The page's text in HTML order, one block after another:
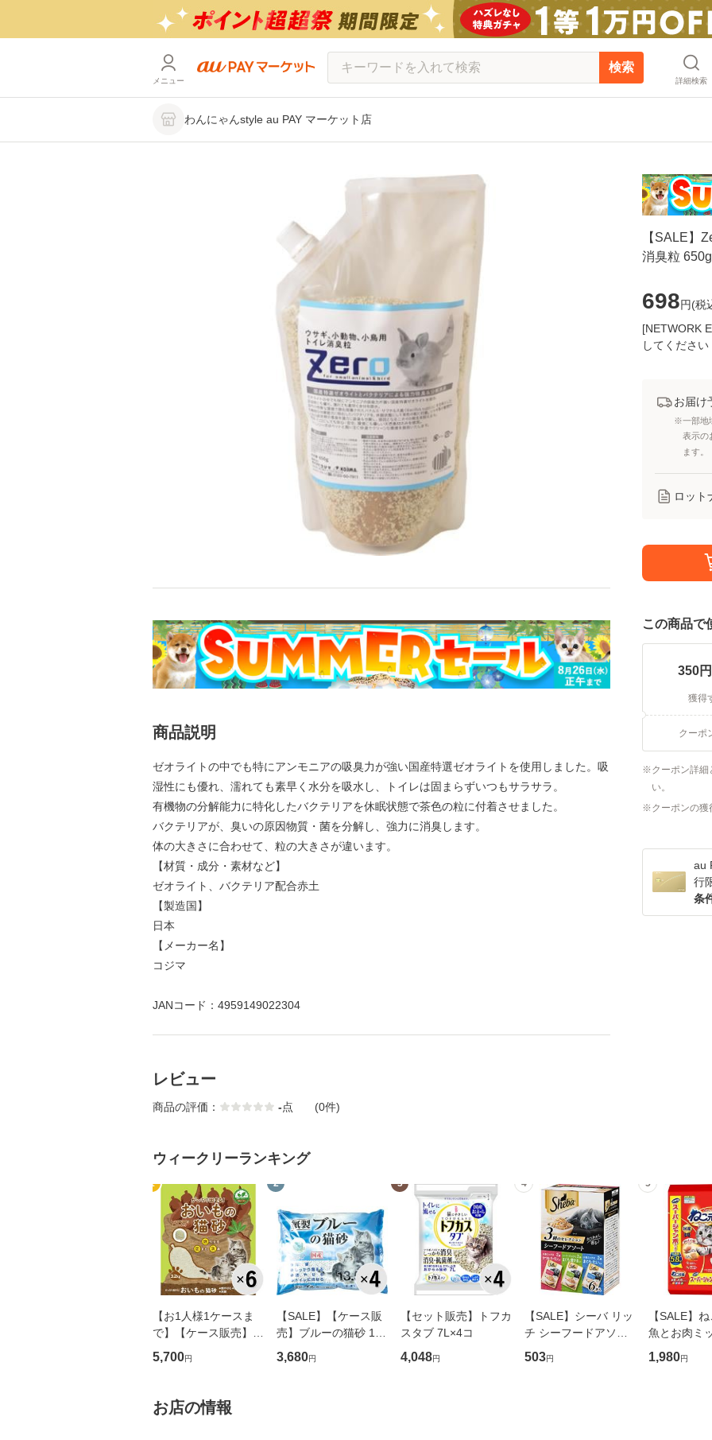
メニュー
検索
詳細検索
わんにゃんstyle au PAY マーケット店
【SALE】
消臭粒 650g
698円(税
[NETWORK
してください
お届け
※一部地
表示の
ます。
ロット
この商品で
350
獲得
クーポ
クーポン詳細
い。
クーポンの
au
行
条
商品説明
ゼオライトの中でも特にアンモニアの吸臭力が強い国産特選ゼオライトを使用しました。吸
湿性にも優れ、濡れても素早く水分を吸水し、トイレは固まらずいつもサラサラ。
有機物の分解能力に特化したバクテリアを休眠状態で茶色の粒に付着させました。
バクテリアが、臭いの原因物質・菌を分解し、強力に消臭します。
体の大きさに合わせて、粒の大きさが違います。
【材質・成分・素材など】
ゼオライト、バクテリア配合赤土
【製造国】
日本
【メーカー名】
コジマ
JANコード：4959149022304
レビュー
商品の評価： -点 (0件)
ウィークリーランキング
1
【お1人様1ケースま
で】【ケース販売】が
っちり固まる おいも
の猫砂 3.2kg×6コ
5,700円
2
【SALE】【ケース販
売】ブルーの猫砂 13.
5L×4袋
3,680円
3
【セット販売】トフカ
スタブ 7L×4コ
4,048円
4
【SALE】シーバ リッ
チ シーフードアソー
ト 35g×6袋パック
503円
5
【SALE】
魚とお肉ミ
ぐろ・白身
ン・緑黄色
1,980円
お店の情報